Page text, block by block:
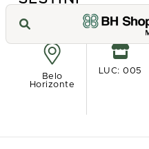
Belo
Horizonte
LUC: 005